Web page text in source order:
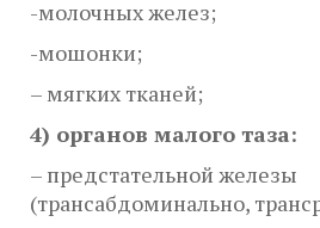
-молочных желез;
-мошонки;
– мягких тканей;
4) органов малого таза:
– предстательной железы
(трансабдоминально,